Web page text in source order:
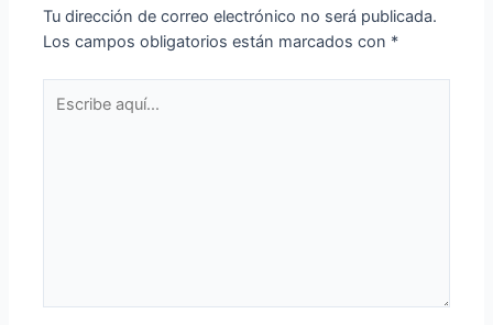
Tu dirección de correo electrónico no será publicada.
Los campos obligatorios están marcados con *